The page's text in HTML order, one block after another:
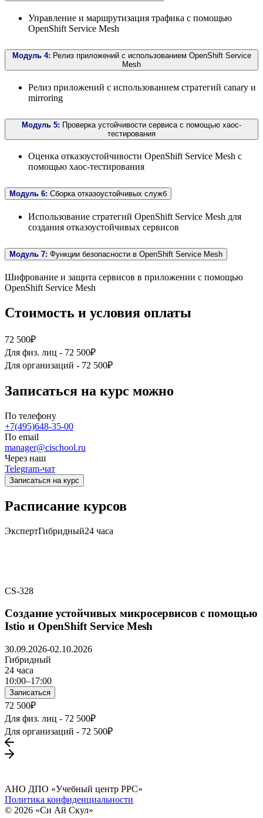
Управление и маршрутизация трафика с помощью
OpenShift Service Mesh
Модуль 4: Релиз приложений с использованием OpenShift Service
Mesh
Релиз приложений с использованием стратегий canary и
mirroring
Модуль 5: Проверка устойчивости сервиса с помощью хаос-
тестирования
Оценка отказоустойчивости OpenShift Service Mesh с
помощью хаос-тестирования
Модуль 6: Сборка отказоустойчивых служб
Использование стратегий OpenShift Service Mesh для
создания отказоустойчивых сервисов
Модуль 7: Функции безопасности в OpenShift Service Mesh
Шифрование и защита сервисов в приложении с помощью
OpenShift Service Mesh
Стоимость и условия оплаты
72 500₽
Для физ. лиц - 72 500₽
Для организаций - 72 500₽
Записаться на курс можно
По телефону
+7(495)648-35-00
По email
manager@cischool.ru
Через наш
Telegram-чат
Записаться на курс
Расписание курсов
ЭкспертГибридный24 часа
CS-328
Создание устойчивых микросервисов с помощью
Istio и OpenShift Service Mesh
30.09.2026-02.10.2026
Гибридный
24 часа
10:00–17:00
Записаться
72 500₽
Для физ. лиц - 72 500₽
Для организаций - 72 500₽
АНО ДПО «Учебный центр РРС»
Политика конфиденциальности
© 2026 «Си Ай Скул»